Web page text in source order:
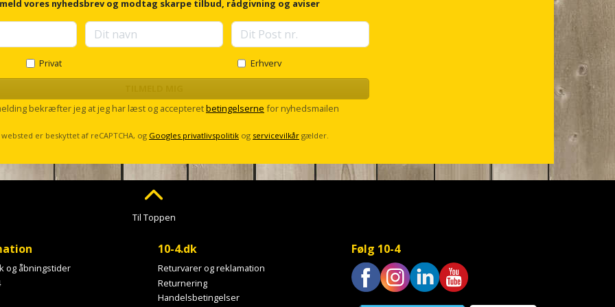
vores nyhedsbrev og modtag skarpe tilbud, rådgivning og aviser
Privat Erhverv
bekræfter jeg at jeg har læst og accepteretbetingelserne for nyhedsmailen
er beskyttet af reCAPTCHA, og Googles privatlivspolitik og servicevilkår gælder.
Til Toppen
og åbningstider
10-4.dk
Returvarer og reklamation
Returnering
Handelsbetingelser
Følg 10-4